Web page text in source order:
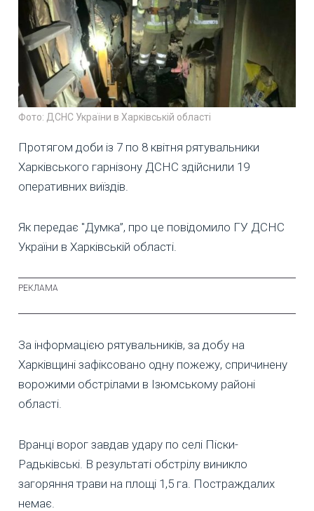
Фото: ДСНС України в Харківській області
Протягом доби із 7 по 8 квітня рятувальники
Харківського гарнізону ДСНС здійснили 19
оперативних виїздів.
Як передає "Думка”, про це повідомило ГУ ДСНС
України в Харківській області.
За інформацією рятувальників, за добу на
Харківщині зафіксовано одну пожежу, спричинену
ворожими обстрілами в Ізюмському районі
області.
Вранці ворог завдав удару по селі Піски-
Радьківські. В результаті обстрілу виникло
загоряння трави на площі 1,5 га. Постраждалих
немає.